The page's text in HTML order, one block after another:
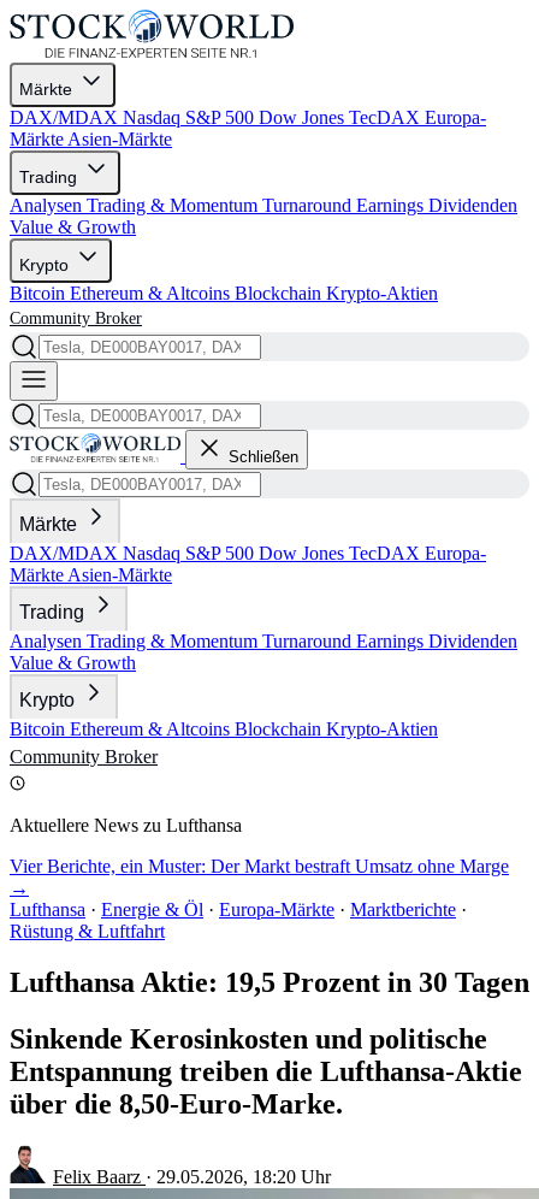
Märkte
DAX/MDAX Nasdaq S&P 500 Dow Jones TecDAX Europa-
Märkte Asien-Märkte
Trading
Analysen Trading & Momentum Turnaround Earnings Dividenden
Value & Growth
Krypto
Bitcoin Ethereum & Altcoins Blockchain Krypto-Aktien
Community Broker
Schließen
Märkte
DAX/MDAX Nasdaq S&P 500 Dow Jones TecDAX Europa-
Märkte Asien-Märkte
Trading
Analysen Trading & Momentum Turnaround Earnings Dividenden
Value & Growth
Krypto
Bitcoin Ethereum & Altcoins Blockchain Krypto-Aktien
Community Broker
Aktuellere News zu Lufthansa
Vier Berichte, ein Muster: Der Markt bestraft Umsatz ohne Marge
→
Lufthansa · Energie & Öl · Europa-Märkte · Marktberichte ·
Rüstung & Luftfahrt
Lufthansa Aktie: 19,5 Prozent in 30 Tagen
Sinkende Kerosinkosten und politische
Entspannung treiben die Lufthansa-Aktie
über die 8,50-Euro-Marke.
Felix Baarz · 29.05.2026, 18:20 Uhr